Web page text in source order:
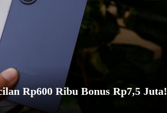
Rp600 Ribu Bonus Rp7,5 Juta!